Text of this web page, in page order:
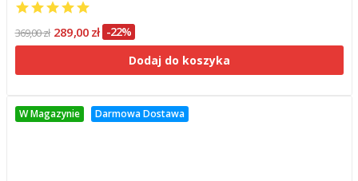
369,00 zł 289,00 zł -22%
Dodaj do koszyka
W Magazynie Darmowa Dostawa